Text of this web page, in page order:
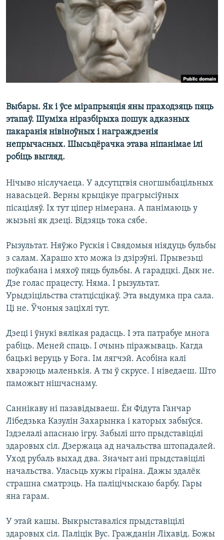
НА ХВАЛЯХ СВАБОДЫ
Выбары. Як і ўсе мірапрыяція яны праходзяць пяць
этапаў. Шуміха ніразбірыха пошук адказных
пакаранія нівіноўных і награждзенія
непрычасных. Шысьцёрачка этава ніпанімае ілі
робіць выгляд.
Нічыво ніслучаеца. У адсутцтвія сногшыбацільных
навасьцей. Верны крыцікуе прагрысіўных
пісаціляў. Іх тут ціпер німерана. А панімаюць у
жызьні як дзеці. Відзяць тока сябе.
Рызультат. Няўжо Рускія і Свядомыя ніядуць бульбы
з салам. Харашо хто можа із дзірэўні. Прывезьці
поўкабана і мяхоў пяць бульбы. А гарадцкі. Дык не.
Дзе голас працесту. Няма. І рызультат.
Урыдзіцільства статцісцікаў. Эта выдумка пра сала.
Ці не. Ўчоныя заціхлі тут.
Дзеці і ўнукі вялікая радасць. І эта патрабуе многа
рабіць. Меней спаць. І очынь піражываць. Кагда
бацькі веруць у Бога. Ім лягчэй. Асобіна калі
хварэюць маленькія. А ты ў скрусе. І ніведаеш. Што
паможыт нішчаснаму.
Саннікаву ні пазавідываеш. Ён Фідута Ганчар
Лібедзька Казулін Захарынка і каторых забыўся.
Іздзелалі апаснаю ігру. Забылі што прыдставіцілі
здаровых сіл. Дзержаца ад начальства штопадалей.
Уход рубаль выхад два. Значыт ані прыдставіцілі
начальства. Уласьць хужы гіраіна. Дажы здалёк
страшна сматрэць. На паліцічыскаю барбу. Гары
яна гарам.
У этай кашы. Выкрыставаліся прыдставіцілі
здаровых сіл. Паліцік Вус. Гражданін Ліхавід. Божы